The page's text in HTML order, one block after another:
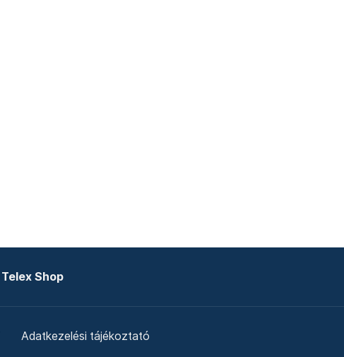
Telex Shop
Adatkezelési tájékoztató